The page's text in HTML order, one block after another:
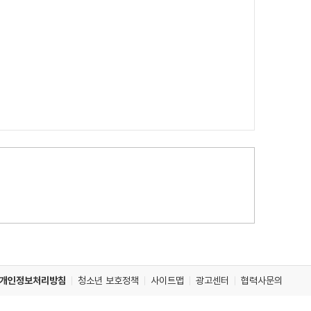
개인정보처리방침 청소년 보호정책 사이트맵 광고센터 협력사문의